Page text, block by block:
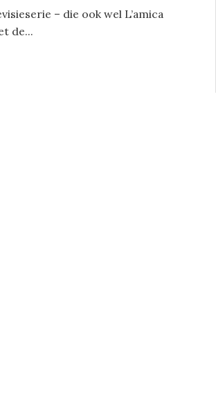
– die ook wel L’amica
de...